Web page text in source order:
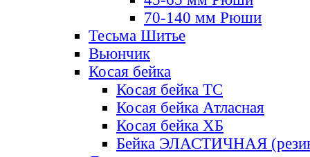
70-140 мм Рюши
Тесьма Шитье
Вьюнчик
Косая бейка
Косая бейка ТС
Косая бейка Атласная
Косая бейка ХБ
Бейка ЭЛАСТИЧНАЯ